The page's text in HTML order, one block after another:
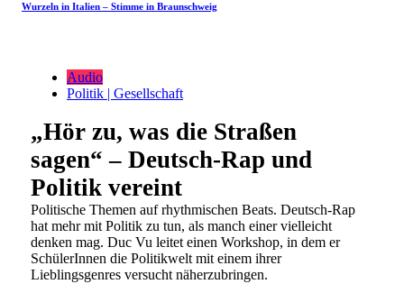
Wurzeln in Italien – Stimme in Braunschweig
Audio
Politik | Gesellschaft
„Hör zu, was die Straßen
sagen“ – Deutsch-Rap und
Politik vereint
Politische Themen auf rhythmischen Beats. Deutsch-Rap
hat mehr mit Politik zu tun, als manch einer vielleicht
denken mag. Duc Vu leitet einen Workshop, in dem er
SchülerInnen die Politikwelt mit einem ihrer
Lieblingsgenres versucht näherzubringen.